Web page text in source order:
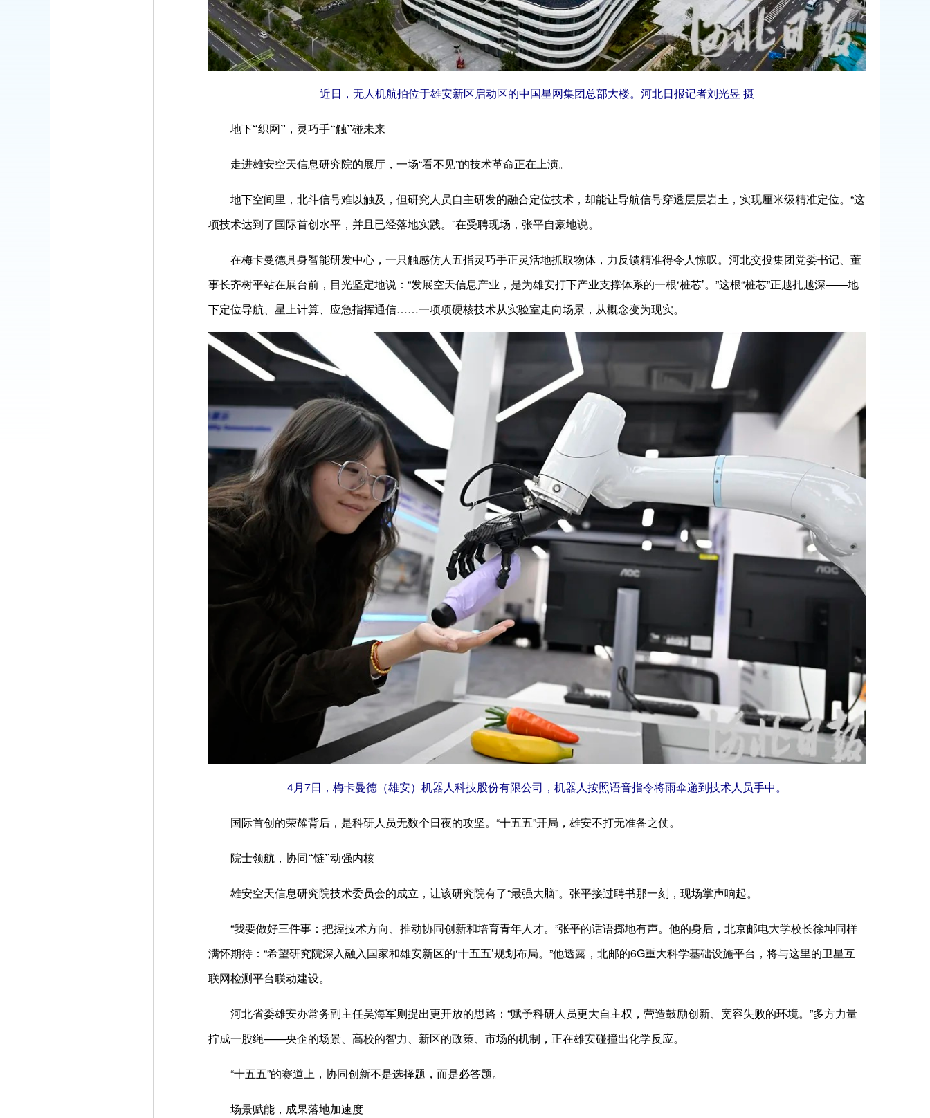
近日，无人机航拍位于雄安新区启动区的中国星网集团总部大楼。河北日报记者刘光昱 摄
地下“织网”，灵巧手“触”碰未来
走进雄安空天信息研究院的展厅，一场“看不见”的技术革命正在上演。
地下空间里，北斗信号难以触及，但研究人员自主研发的融合定位技术，却能让导航信号穿透层层岩土，实现厘米级精准定位。“这
项技术达到了国际首创水平，并且已经落地实践。”在受聘现场，张平自豪地说。
在梅卡曼德具身智能研发中心，一只触感仿人五指灵巧手正灵活地抓取物体，力反馈精准得令人惊叹。河北交投集团党委书记、董
事长齐树平站在展台前，目光坚定地说：“发展空天信息产业，是为雄安打下产业支撑体系的一根‘桩芯’。”这根“桩芯”正越扎越深——地
下定位导航、星上计算、应急指挥通信……一项项硬核技术从实验室走向场景，从概念变为现实。
4月7日，梅卡曼德（雄安）机器人科技股份有限公司，机器人按照语音指令将雨伞递到技术人员手中。
国际首创的荣耀背后，是科研人员无数个日夜的攻坚。“十五五”开局，雄安不打无准备之仗。
院士领航，协同“链”动强内核
雄安空天信息研究院技术委员会的成立，让该研究院有了“最强大脑”。张平接过聘书那一刻，现场掌声响起。
“我要做好三件事：把握技术方向、推动协同创新和培育青年人才。”张平的话语掷地有声。他的身后，北京邮电大学校长徐坤同样
满怀期待：“希望研究院深入融入国家和雄安新区的‘十五五’规划布局。”他透露，北邮的6G重大科学基础设施平台，将与这里的卫星互
联网检测平台联动建设。
河北省委雄安办常务副主任吴海军则提出更开放的思路：“赋予科研人员更大自主权，营造鼓励创新、宽容失败的环境。”多方力量
拧成一股绳——央企的场景、高校的智力、新区的政策、市场的机制，正在雄安碰撞出化学反应。
“十五五”的赛道上，协同创新不是选择题，而是必答题。
场景赋能，成果落地加速度